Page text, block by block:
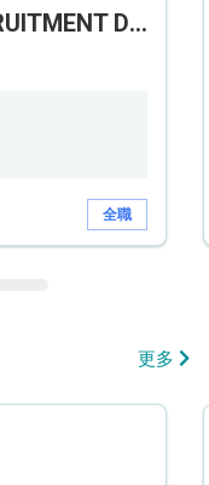
THE REPULSE BAY RECRUITMENT DAY 淺水灣影灣園人才招聘會
全職
更多